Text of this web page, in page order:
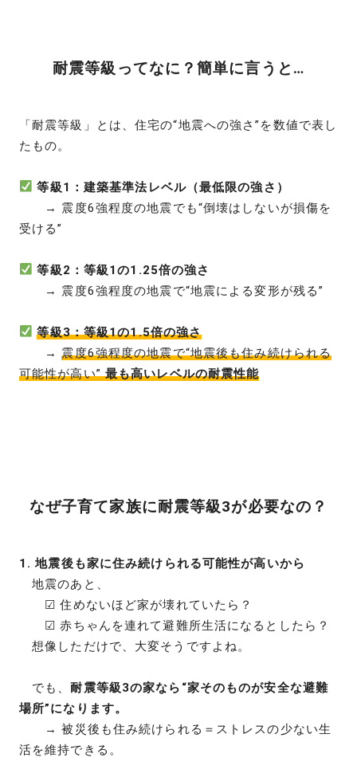
耐震等級ってなに？簡単に言うと…
「耐震等級」とは、住宅の“地震への強さ”を数値で表し
たもの。
等級1：建築基準法レベル（最低限の強さ）
→ 震度6強程度の地震でも“倒壊はしないが損傷を
受ける”
等級2：等級1の1.25倍の強さ
→ 震度6強程度の地震で“地震による変形が残る”
等級3：等級1の1.5倍の強さ
→震度6強程度の地震で“地震後も住み続けられる
可能性が高い”最も高いレベルの耐震性能
なぜ子育て家族に耐震等級3が必要なの？
1. 地震後も家に住み続けられる可能性が高いから
地震のあと、
☑ 住めないほど家が壊れていたら？
☑ 赤ちゃんを連れて避難所生活になるとしたら？
想像しただけで、大変そうですよね。
でも、耐震等級3の家なら“家そのものが安全な避難
場所”になります。
→ 被災後も住み続けられる＝ストレスの少ない生
活を維持できる。